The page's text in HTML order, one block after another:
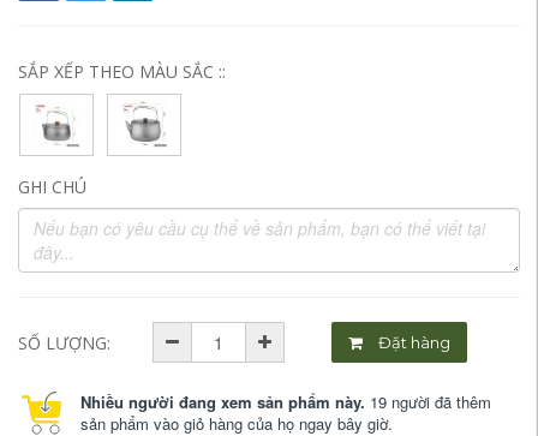
SẮP XẾP THEO MÀU SẮC ::
GHI CHÚ
SỐ LƯỢNG: Đặt hàng
Nhiều người đang xem sản phẩm này. 19 người đã thêm
sản phẩm vào giỏ hàng của họ ngay bây giờ.